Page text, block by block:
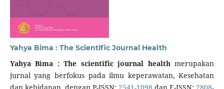
Yahya Bima : The Scientific Journal Health
Yahya Bima : The scientific journal healthmerupakan
jurnal yang berfokus pada ilmu keperawatan, Kesehatan